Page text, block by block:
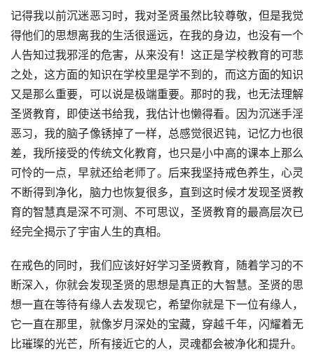
记得我以前沉迷恶习时，我对圣贤虽然比较尊敬，但是我觉
得他们的思想离我的生活很遥远，在我的身边，也没有一个
人告知过我邪淫的危害，从来没有！这正是学校教育的可悲
之处，这方面的知识在学校里是学不到的，而这方面的知识
又是那么重要，可以说是极端重要。那时的我，也无法理解
圣贤教育，即使送书给我，我估计也懒得看。因为沉迷手淫
恶习，我的脑子像锈掉了一样，总感觉很迟钝，记忆力也很
差，我所接受的传统文化教育，也只是小中高的课本上那么
可怜的一点，早就还给老师了。后来我坚持戒色养生，心灵
不断得到净化，脑力也恢复很多，直到这时候才发现圣贤教
育的智慧真是深不可测、不可思议，圣贤教育的最高层次已
经完全揭示了宇宙人生的真相。
在戒色的同时，我们应该好好学习圣贤教育，随着学习的不
断深入，你就会发现圣贤的思想是真正的大智慧。圣贤的思
想一直在等待有缘人去发现它，希望你就是下一位有缘人，
它一直在那里，就像岁月深处的宝藏，穿越千年，闪耀着无
比璀璨的光芒，所有接近它的人，灵魂都会被净化和提升。